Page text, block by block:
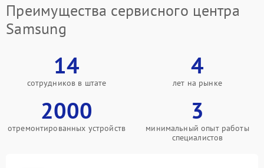
Преимущества сервисного центра
Samsung
14
сотрудников в штате
4
лет на рынке
2000
отремонтированных устройств
3
минимальный опыт работы
специалистов